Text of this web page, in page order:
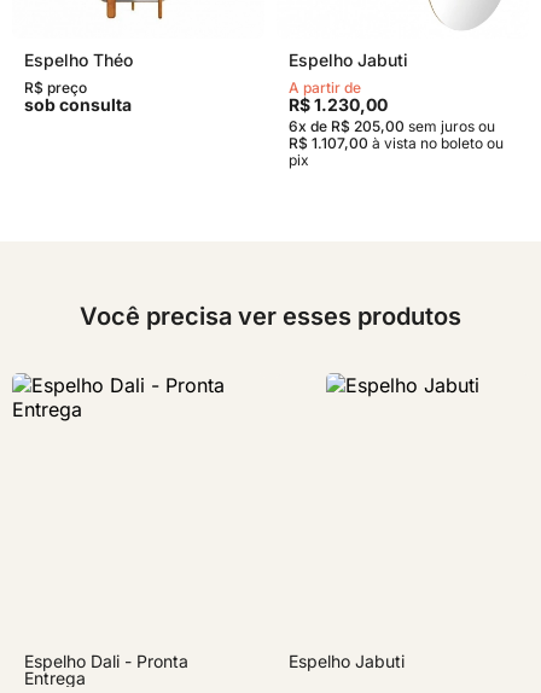
Espelho Théo
R$ preço
sob consulta
Espelho Jabuti
A partir de
R$ 1.230,00
6x de R$ 205,00 sem juros ou
R$ 1.107,00 à vista no boleto ou
pix
Você precisa ver esses produtos
Espelho Dali - Pronta
Entrega
Espelho Jabuti